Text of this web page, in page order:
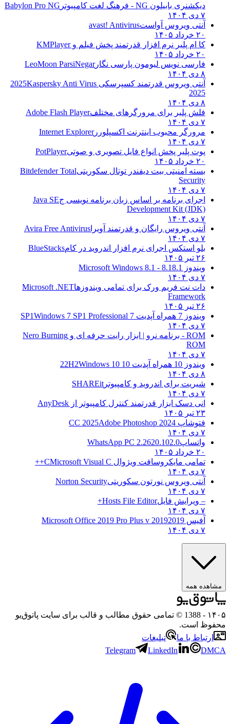
دیکشنری بابیلون NG - فرهنگ لغت کامپیوتر
Babylon Pro NG
۷ دی ۱۴۰۴
آنتی ویروس آواستavast! Antivirus
۲۰ خرداد ۱۴۰۵
کا ام پلیر نرم افزار قدرتمند پخش فیلم وKMPlayer
۲۰ خرداد ۱۴۰۵
فارسی نویس لیومون پارسی نگارLeoMoon ParsiNegar
۸ دی ۱۴۰۴
آنتی ویروس قدرتمند کسپرسکی 2025 Kaspersky Anti Virus
2025
۸ دی ۱۴۰۴
فلش پلیر برای مرورگرهای مختلفAdobe Flash Player
۷ دی ۱۴۰۴
مرورگر محبوب اینترنت اکسپلوررInternet Explorer
۷ دی ۱۴۰۴
پوت پلیر پخش انواع فایل تصویری و صوتیPotPlayer
۲۰ خرداد ۱۴۰۵
بسته امنیتی بیت دیفندر توتال سکوریتیBitdefender Total
Security
۷ دی ۱۴۰۴
اجرای برنامه بر اساس زبان برنامه نویسی جJava SE
Development Kit (JDK)
۷ دی ۱۴۰۴
آنتی ویروس رایگان و قدرتمند آویرا Avira Free Antivirus
۷ دی ۱۴۰۴
بلو استکس اجرای نرم افزار اندروید در کامBlueStacks
۲۶ تیر ۱۴۰۵
ویندوز 8.1
8.1 - Microsoft Windows 8.1
۷ دی ۱۴۰۴
دات نت فریم ورک برای تمامی ویندوزهاMicrosoft .NET
Framework
۲۶ تیر ۱۴۰۵
ویندوز 7 همراه آپدیت 7 SP1
Windows 7 SP1 Professional
۷ دی ۱۴۰۴
ROM - برنامه نرو | ابزار رایت حرفه ای و
Nero Burning
ROM
۷ دی ۱۴۰۴
ویندوز 10 همراه آپدیت 10 22H2
Windows 10
۸ دی ۱۴۰۴
شیریت برای اندروید و کامپیوتر SHAREit
۷ دی ۱۴۰۴
انی دسک ابزار قدرتمند کنترل کامپیوتر از AnyDesk
۲۳ تیر ۱۴۰۵
فتوشاپ CC 2025 Adobe Photoshop 2024
۷ دی ۱۴۰۴
واتساپWhatsApp PC 2.2620.102.0
۲۰ خرداد ۱۴۰۵
تمامی مایکروسافت ویژوال C Microsoft Visual C++
۷ دی ۱۴۰۴
آنتی ویروس نورتون سکوریتیNorton Security
۷ دی ۱۴۰۴
– ویرایش فایلHosts File Editor+
۷ دی ۱۴۰۴
آفیس 2019 2019 Microsoft Office 2019 Pro Plus v
۷ دی ۱۴۰۴
مشاهده همه
۱۴۰۵
- 1388 © تمامی حقوق مطالب و قالب برای سایت پاتوق‌یو
محفوظ است.
ارتباط با ما
تبلیغات
Telegram
LinkedIn DMCA